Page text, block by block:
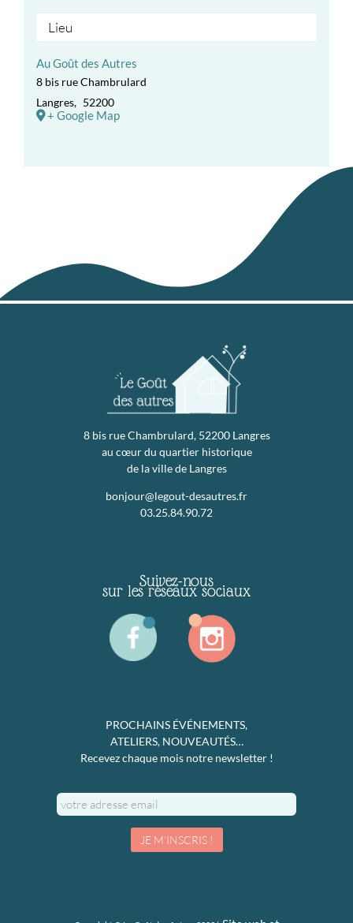
Lieu
Au Goût des Autres
8 bis rue Chambrulard
Langres, 52200
+ Google Map
8 bis rue Chambrulard, 52200 Langres
au cœur du quartier historique
de la ville de Langres
bonjour@legout-desautres.fr
03.25.84.90.72
Suivez-nous
sur les réseaux sociaux
PROCHAINS ÉVÉNEMENTS,
ATELIERS, NOUVEAUTÉS…
Recevez chaque mois notre newsletter !